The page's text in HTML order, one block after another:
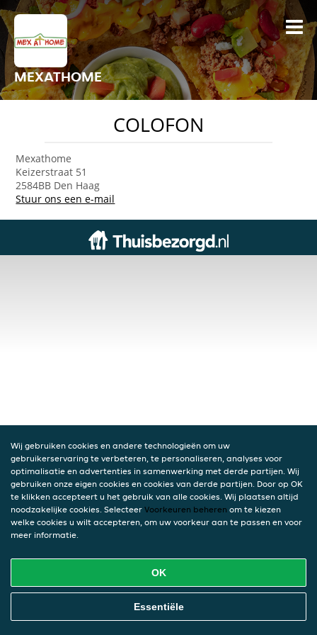
MEXATHOME
COLOFON
Mexathome
Keizerstraat 51
2584BB Den Haag
Stuur ons een e-mail
Wij gebruiken cookies en andere technologieën om uw
gebruikerservaring te verbeteren, te personaliseren, analyses voor
optimalisatie en advertenties in samenwerking met derde partijen. Wij
gebruiken onze eigen cookies en cookies van derde partijen. Door op OK
te klikken accepteert u het gebruik van alle cookies. Wij plaatsen altijd
noodzakelijke cookies. Selecteer Voorkeuren beheren om te kiezen
welke cookies u wilt accepteren, om uw voorkeur aan te passen en voor
meer informatie.
OK
Essentiële